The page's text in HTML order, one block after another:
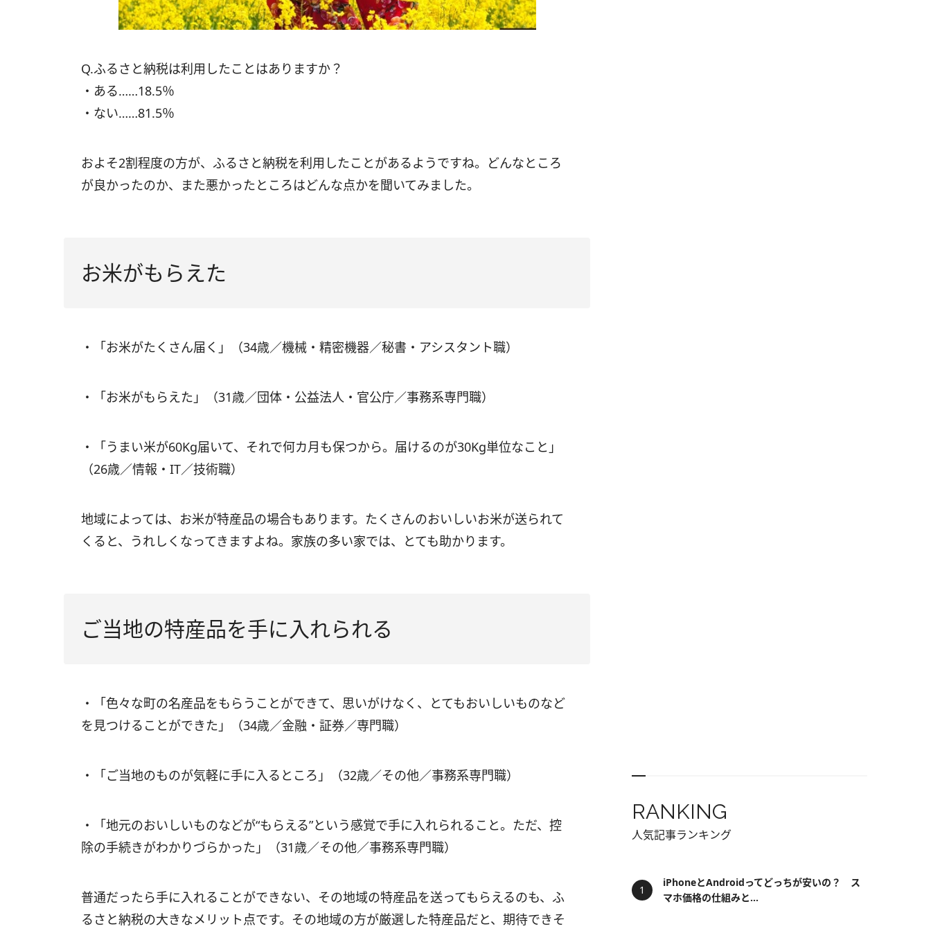
Q.ふるさと納税は利用したことはありますか？
・ある……18.5％
・ない……81.5％
およそ2割程度の方が、ふるさと納税を利用したことがあるようですね。どんなところ
が良かったのか、また悪かったところはどんな点かを聞いてみました。
お米がもらえた
・「お米がたくさん届く」（34歳／機械・精密機器／秘書・アシスタント職）
・「お米がもらえた」（31歳／団体・公益法人・官公庁／事務系専門職）
・「うまい米が60Kg届いて、それで何カ月も保つから。届けるのが30Kg単位なこと」
（26歳／情報・IT／技術職）
地域によっては、お米が特産品の場合もあります。たくさんのおいしいお米が送られて
くると、うれしくなってきますよね。家族の多い家では、とても助かります。
ご当地の特産品を手に入れられる
・「色々な町の名産品をもらうことができて、思いがけなく、とてもおいしいものなど
を見つけることができた」（34歳／金融・証券／専門職）
・「ご当地のものが気軽に手に入るところ」（32歳／その他／事務系専門職）
・「地元のおいしいものなどが“もらえる”という感覚で手に入れられること。ただ、控
除の手続きがわかりづらかった」（31歳／その他／事務系専門職）
普通だったら手に入れることができない、その地域の特産品を送ってもらえるのも、ふ
るさと納税の大きなメリット点です。その地域の方が厳選した特産品だと、期待できそ
RANKING
人気記事ランキング
iPhoneとAndroidってどっちが安いの？ ス
マホ価格の仕組みと...